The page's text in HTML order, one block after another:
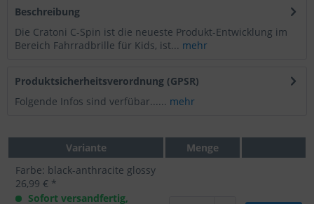
Beschreibung
Die Cratoni C-Spin ist die neueste Produkt-Entwicklung im
Bereich Fahrradbrille für Kids, ist... mehr
Produktsicherheitsverordnung (GPSR)
Folgende Infos sind verfübar...... mehr
Variante
Menge
Farbe: black-anthracite glossy
26,99 € *
Sofort versandfertig,